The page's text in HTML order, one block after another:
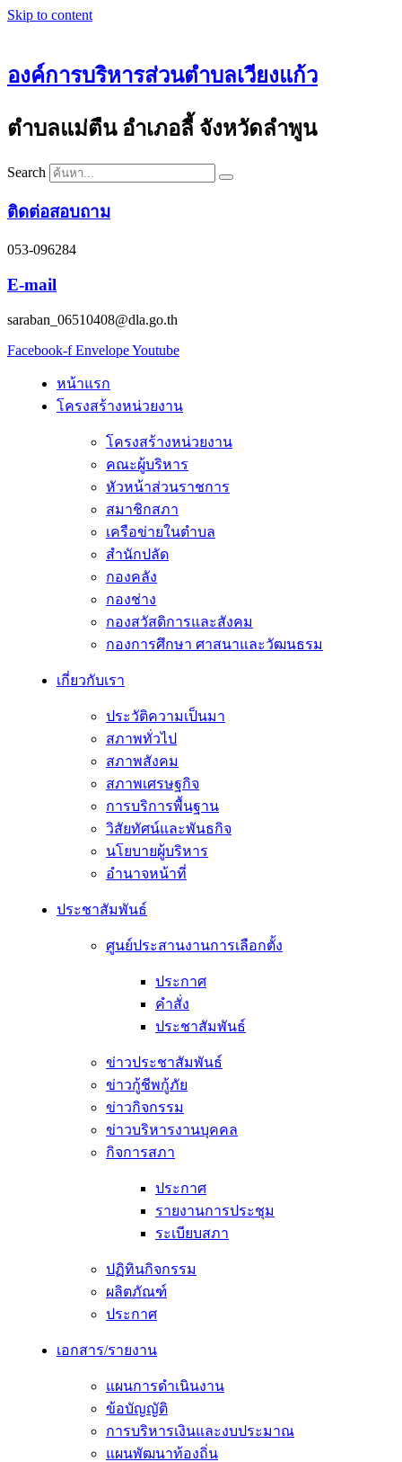
Skip to content
องค์การบริหารส่วนตำบลเวียงแก้ว
ตำบลแม่ตืน อำเภอลี้ จังหวัดลำพูน
Search
ติดต่อสอบถาม
053-096284
E-mail
saraban_06510408@dla.go.th
Facebook-f EnvelopeYoutube
หน้าแรก
โครงสร้างหน่วยงาน
โครงสร้างหน่วยงาน
คณะผู้บริหาร
หัวหน้าส่วนราชการ
สมาชิกสภา
เครือข่ายในตำบล
สำนักปลัด
กองคลัง
กองช่าง
กองสวัสดิการและสังคม
กองการศึกษา ศาสนาและวัฒนธรม
เกี่ยวกับเรา
ประวัติความเป็นมา
สภาพทั่วไป
สภาพสังคม
สภาพเศรษฐกิจ
การบริการพื้นฐาน
วิสัยทัศน์และพันธกิจ
นโยบายผู้บริหาร
อํานาจหน้าที่
ประชาสัมพันธ์
ศูนย์ประสานงานการเลือกตั้ง
ประกาศ
คำสั่ง
ประชาสัมพันธ์
ข่าวประชาสัมพันธ์
ข่าวกู้ชีพกู้ภัย
ข่าวกิจกรรม
ข่าวบริหารงานบุคคล
กิจการสภา
ประกาศ
รายงานการประชุม
ระเบียบสภา
ปฏิทินกิจกรรม
ผลิตภัณฑ์
ประกาศ
เอกสาร/รายงาน
แผนการดำเนินงาน
ข้อบัญญัติ
การบริหารเงินและงบประมาณ
แผนพัฒนาท้องถิ่น